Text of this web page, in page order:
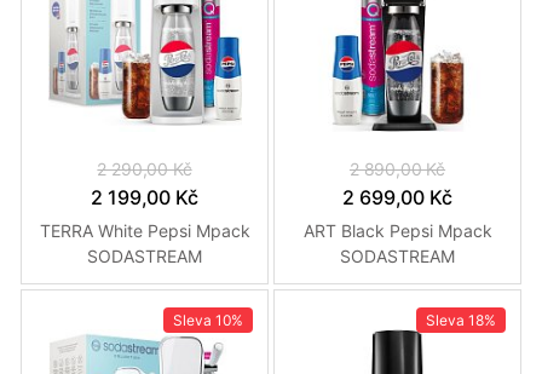
2 290,00 Kč
2 199,00 Kč
TERRA White Pepsi Mpack
SODASTREAM
2 890,00 Kč
2 699,00 Kč
ART Black Pepsi Mpack
SODASTREAM
Sleva 10% Sleva 18%